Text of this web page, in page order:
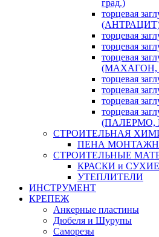
град.)
торцевая
торцевая
торцевая
торцевая
(МАХАГОН,
торцевая
торцевая
торцевая
торцевая
(ПАЛЕРМО,
СТРОИТЕЛЬНАЯ
ПЕНА
СТРОИТЕЛЬНЫЕ
КРАСКИ и
УТЕПЛИТЕЛИ
ИНСТРУМЕНТ
КРЕПЕЖ
Анкерные пластины
Дюбеля и Шурупы
Саморезы